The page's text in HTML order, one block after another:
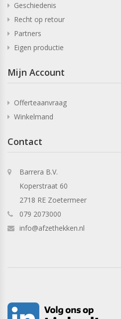
Geschiedenis
Recht op retour
Partners
Eigen productie
Mijn Account
Offerteaanvraag
Winkelmand
Contact
Barrera B.V.
Koperstraat 60
2718 RE Zoetermeer
079 2073000
info@afzethekken.nl